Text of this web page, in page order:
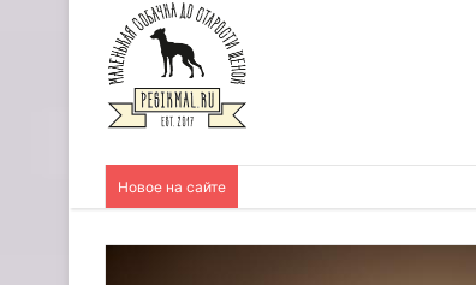
Новое на сайте